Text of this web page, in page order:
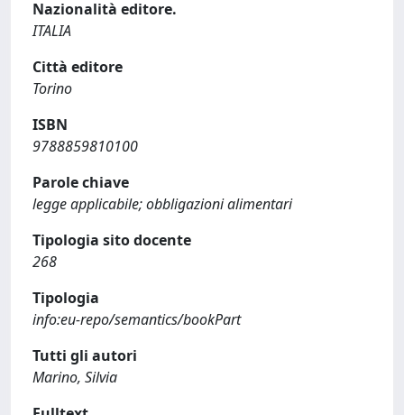
Nazionalità editore.
ITALIA
Città editore
Torino
ISBN
9788859810100
Parole chiave
legge applicabile; obbligazioni alimentari
Tipologia sito docente
268
Tipologia
info:eu-repo/semantics/bookPart
Tutti gli autori
Marino, Silvia